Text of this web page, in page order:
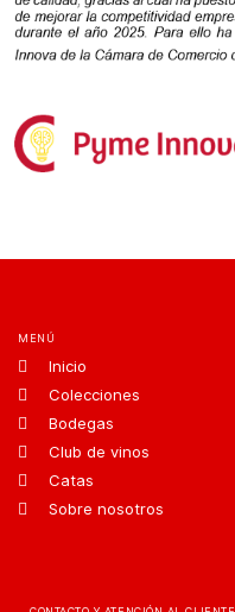
MENÚ
Inicio
Colecciones
Bodegas
Club de vinos
Catas
Sobre nosotros